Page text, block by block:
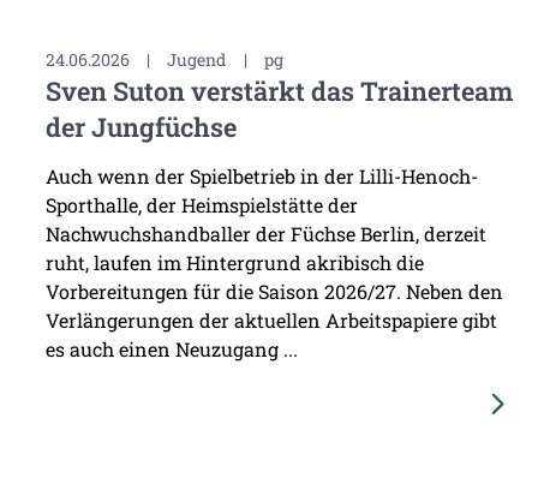
24.06.2026 | Jugend | pg
Sven Suton verstärkt das Trainerteam
der Jungfüchse
Auch wenn der Spielbetrieb in der Lilli-Henoch-
Sporthalle, der Heimspielstätte der
Nachwuchshandballer der Füchse Berlin, derzeit
ruht, laufen im Hintergrund akribisch die
Vorbereitungen für die Saison 2026/27. Neben den
Verlängerungen der aktuellen Arbeitspapiere gibt
es auch einen Neuzugang ...